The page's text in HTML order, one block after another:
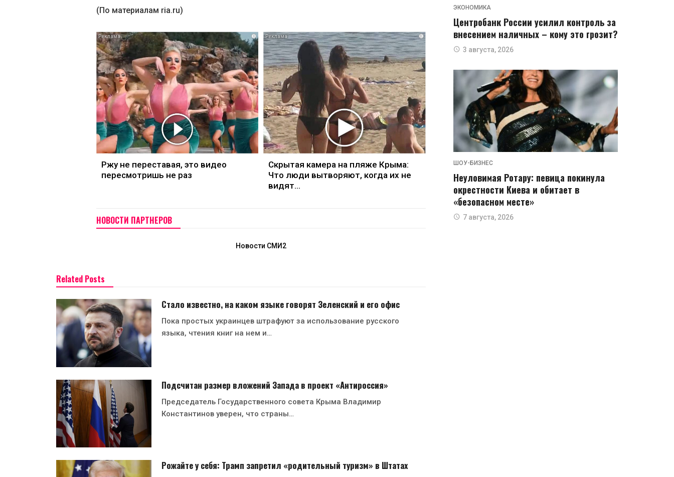
(По материалам ria.ru)
i
Ржу не переставая, это видео
пересмотришь не раз
i
Скрытая камера на пляже Крыма:
Что люди вытворяют, когда их не
видят...
НОВОСТИ ПАРТНЕРОВ
Новости СМИ2
Related Posts
Стало известно, на каком языке говорят Зеленский и его офис
Пока простых украинцев штрафуют за использование русского
языка, чтения книг на нем и…
Подсчитан размер вложений Запада в проект «Антироссия»
Председатель Государственного совета Крыма Владимир
Константинов уверен, что страны…
Рожайте у себя: Трамп запретил «родительный туризм» в Штатах
ЭКОНОМИКА
Центробанк России усилил контроль за
внесением наличных – кому это грозит?
3 августа, 2026
ШОУ-БИЗНЕС
Неуловимая Ротару: певица покинула
окрестности Киева и обитает в
«безопасном месте»
7 августа, 2026